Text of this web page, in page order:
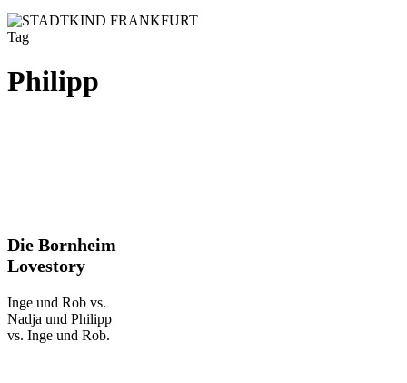
Tag
Philipp
Die
Bornheim
Lovestory
Die Bornheim
Lovestory
Inge und Rob vs.
Nadja und Philipp
vs. Inge und Rob.